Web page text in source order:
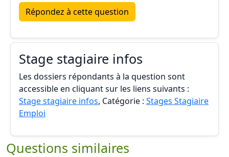
Répondez à cette question
Stage stagiaire infos
Les dossiers répondants à la question sont
accessible en cliquant sur les liens suivants :
Stage stagiaire infos, Catégorie : Stages Stagiaire
Emploi
Questions similaires